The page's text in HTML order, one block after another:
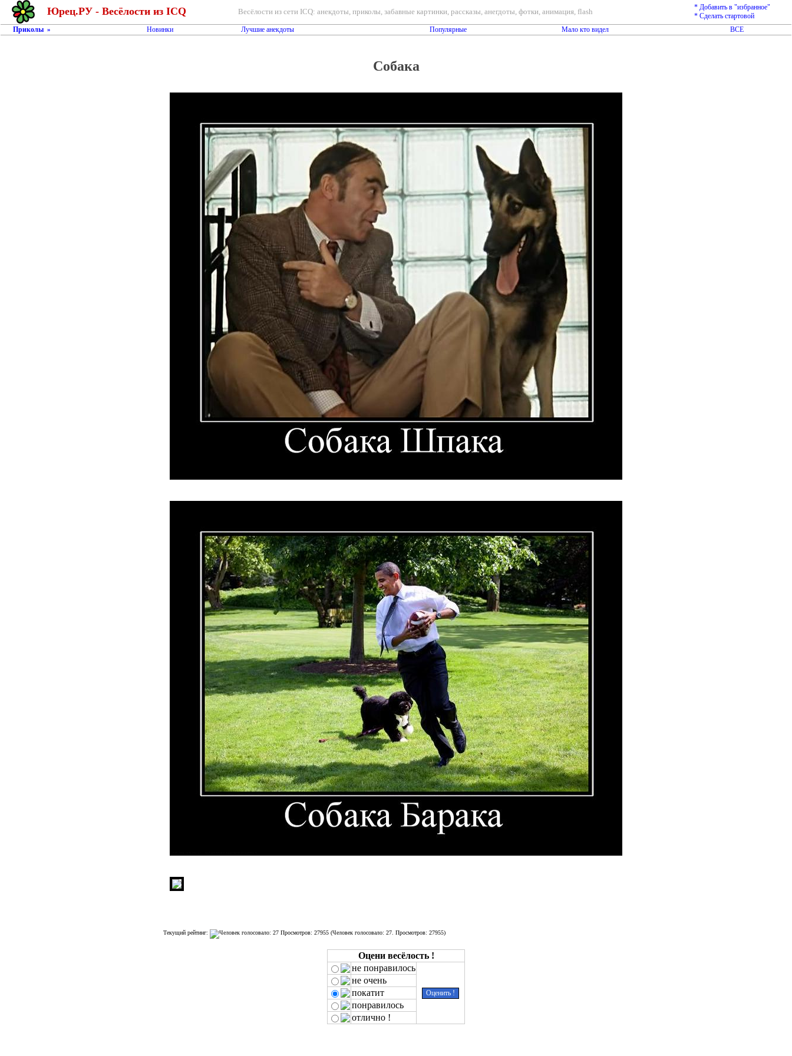
Юрец.РУ - Весёлости из ICQ Весёлости из сети ICQ: анекдоты, приколы, забавные картинки, рассказы, анегдоты, фотки, анимация, flash
* Добавить в "избранное"
* Сделать стартовой
Приколы » Новинки Лучшие анекдоты Популярные Мало кто видел ВСЕ
Собака
Текущий рейтинг: (Человек голосовало: 27 . Просмотров: 27955)
Оцени весёлость !
не понравилось
не очень
покатит
понравилось
отлично !